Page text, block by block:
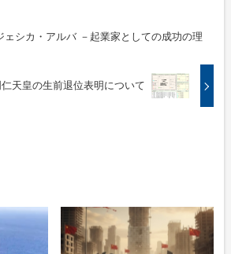
ェシカ・アルバ －起業家としての成功の理
天皇の生前退位表明について